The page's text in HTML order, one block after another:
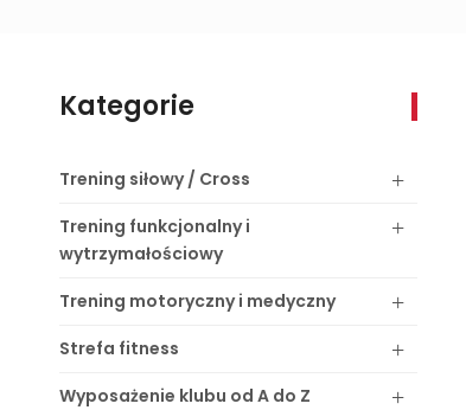
Kategorie
Trening siłowy / Cross
Trening funkcjonalny i
wytrzymałościowy
Trening motoryczny i medyczny
Strefa fitness
Wyposażenie klubu od A do Z